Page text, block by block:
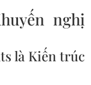
nghị
là Kiến trúc